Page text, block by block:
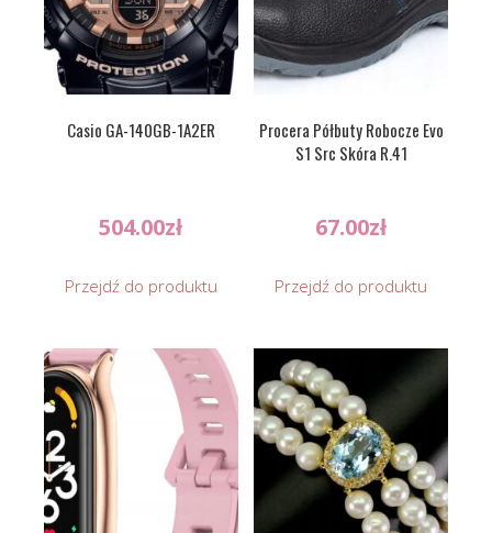
Casio GA-140GB-1A2ER
504.00zł
Przejdź do produktu
Procera Półbuty Robocze Evo
S1 Src Skóra R.41
67.00zł
Przejdź do produktu